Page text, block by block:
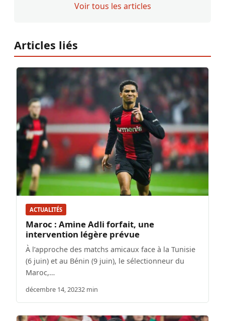
Voir tous les articles
Articles liés
ACTUALITÉS
Maroc : Amine Adli forfait, une
intervention légère prévue
À l’approche des matchs amicaux face à la Tunisie
(6 juin) et au Bénin (9 juin), le sélectionneur du
Maroc,…
décembre 14, 20232 min